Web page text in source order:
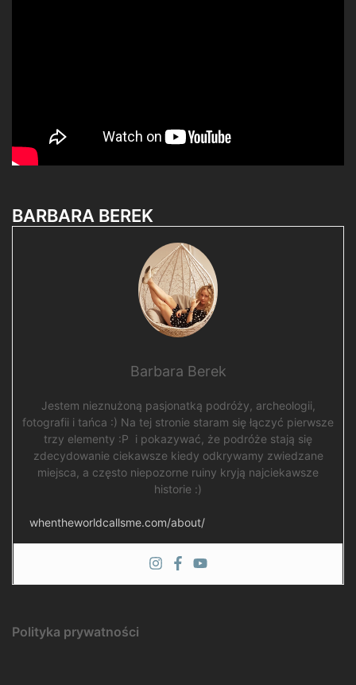
BARBARA BEREK
Barbara Berek
Jestem nieznużoną pasjonatką podróży, archeologii,
fotografii i tańca :) Na tej stronie staram się łączyć pierwsze
trzy elementy :P i pokazywać, że podróże stają się
zdecydowanie ciekawsze kiedy odkrywamy zwiedzane
miejsca, a często niepozorne ruiny kryją najciekawsze
historie :)
whentheworldcallsme.com/about/
Polityka prywatności